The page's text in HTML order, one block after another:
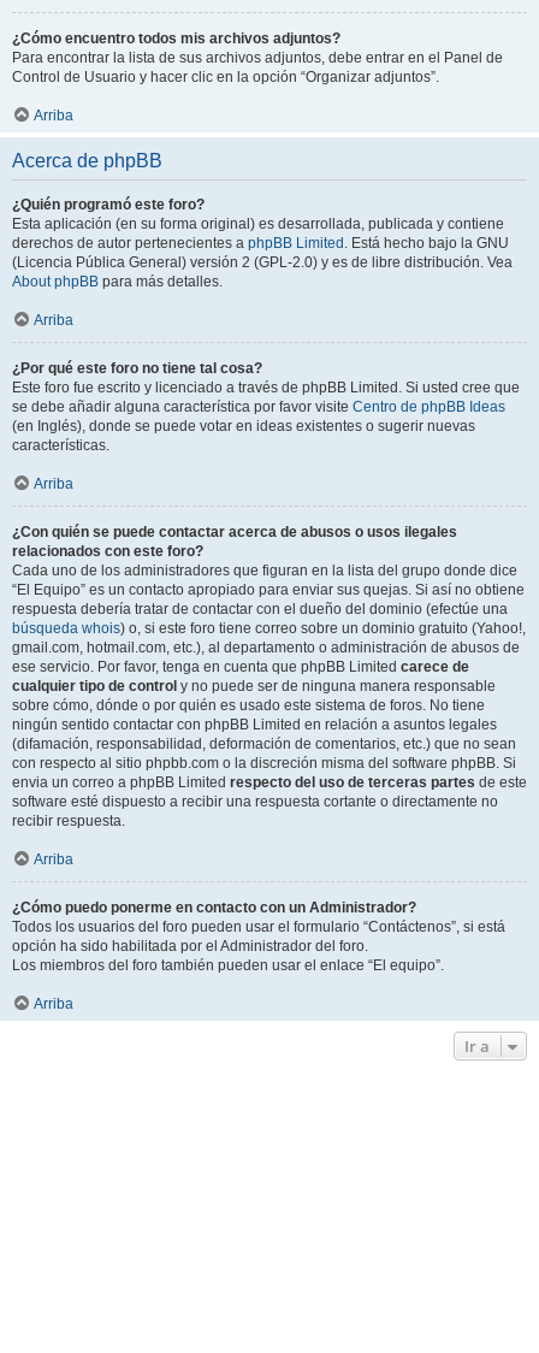
¿Cómo encuentro todos mis archivos adjuntos?
Para encontrar la lista de sus archivos adjuntos, debe entrar en el Panel de
Control de Usuario y hacer clic en la opción “Organizar adjuntos”.
Arriba
Acerca de phpBB
¿Quién programó este foro?
Esta aplicación (en su forma original) es desarrollada, publicada y contiene
derechos de autor pertenecientes a phpBB Limited . Está hecho bajo la GNU
(Licencia Pública General) versión 2 (GPL-2.0) y es de libre distribución. Vea
About phpBB para más detalles.
Arriba
¿Por qué este foro no tiene tal cosa?
Este foro fue escrito y licenciado a través de phpBB Limited. Si usted cree que
se debe añadir alguna característica por favor visite Centro de phpBB Ideas
(en Inglés), donde se puede votar en ideas existentes o sugerir nuevas
características.
Arriba
¿Con quién se puede contactar acerca de abusos o usos ilegales
relacionados con este foro?
Cada uno de los administradores que figuran en la lista del grupo donde dice
“El Equipo” es un contacto apropiado para enviar sus quejas. Si así no obtiene
respuesta debería tratar de contactar con el dueño del dominio (efectúe una
búsqueda whois) o, si este foro tiene correo sobre un dominio gratuito (Yahoo!,
gmail.com, hotmail.com, etc.), al departamento o administración de abusos de
ese servicio. Por favor, tenga en cuenta que phpBB Limited carece de
cualquier tipo de control y no puede ser de ninguna manera responsable
sobre cómo, dónde o por quién es usado este sistema de foros. No tiene
ningún sentido contactar con phpBB Limited en relación a asuntos legales
(difamación, responsabilidad, deformación de comentarios, etc.) que no sean
con respecto al sitio phpbb.com o la discreción misma del software phpBB. Si
envia un correo a phpBB Limited respecto del uso de terceras partes de este
software esté dispuesto a recibir una respuesta cortante o directamente no
recibir respuesta.
Arriba
¿Cómo puedo ponerme en contacto con un Administrador?
Todos los usuarios del foro pueden usar el formulario “Contáctenos”, si está
opción ha sido habilitada por el Administrador del foro.
Los miembros del foro también pueden usar el enlace “El equipo”.
Arriba
Ir a